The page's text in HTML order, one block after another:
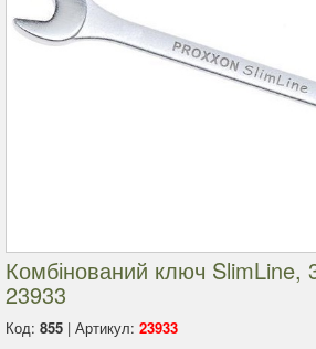
Комбінований ключ
23933
Код: 855 | Артикул: 23933